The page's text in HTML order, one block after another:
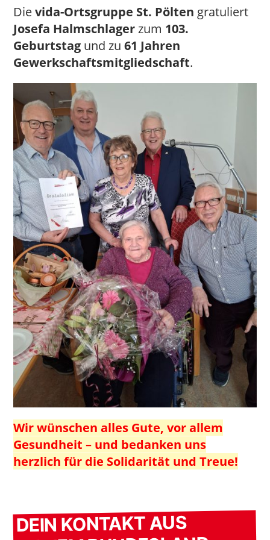
Dievida-Ortsgruppe St. Pöltengratuliert
Josefa Halmschlagerzum 103.
Geburtstag und zu61 Jahren
Gewerkschaftsmitgliedschaft.
Wir wünschen alles Gute, vor allem
Gesundheit – und bedanken uns
herzlich für die Solidarität und Treue!
DEIN KONTAKT AUS